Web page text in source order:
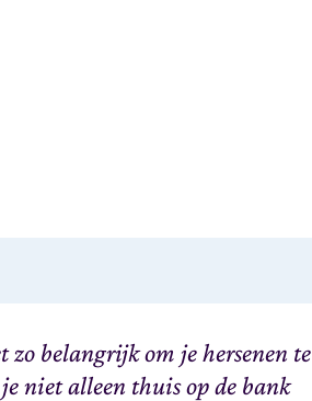
zo belangrijk om je hersenen te
niet alleen thuis op de bank